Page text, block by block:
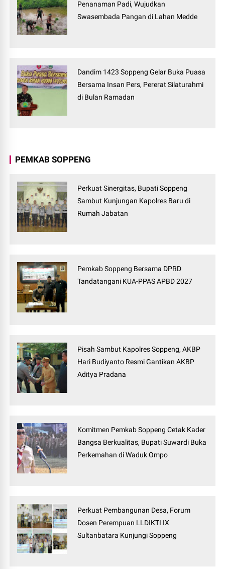
Penanaman Padi, Wujudkan
Swasembada Pangan di Lahan Medde
Dandim 1423 Soppeng Gelar Buka Puasa
Bersama Insan Pers, Pererat Silaturahmi
di Bulan Ramadan
PEMKAB SOPPENG
Perkuat Sinergitas, Bupati Soppeng
Sambut Kunjungan Kapolres Baru di
Rumah Jabatan
Pemkab Soppeng Bersama DPRD
Tandatangani KUA-PPAS APBD 2027
Pisah Sambut Kapolres Soppeng, AKBP
Hari Budiyanto Resmi Gantikan AKBP
Aditya Pradana
Komitmen Pemkab Soppeng Cetak Kader
Bangsa Berkualitas, Bupati Suwardi Buka
Perkemahan di Waduk Ompo
Perkuat Pembangunan Desa, Forum
Dosen Perempuan LLDIKTI IX
Sultanbatara Kunjungi Soppeng